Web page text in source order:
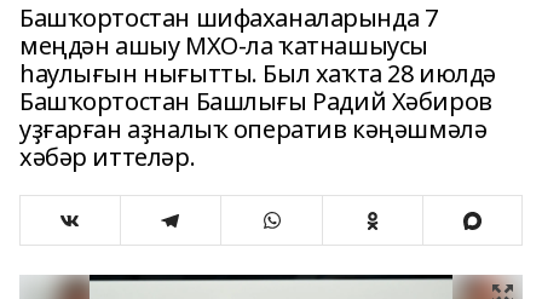
Башҡортостан шифаханаларында 7
меңдән ашыу МХО-ла ҡатнашыусы
һаулығын нығытты. Был хаҡта 28 июлдә
Башҡортостан Башлығы Радий Хәбиров
уҙғарған аҙналыҡ оператив кәңәшмәлә
хәбәр иттеләр.